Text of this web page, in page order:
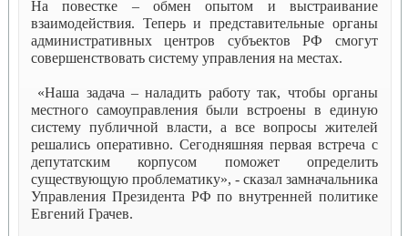
На повестке – обмен опытом и выстраивание
взаимодействия. Теперь и представительные органы
административных центров субъектов РФ смогут
совершенствовать систему управления на местах.
«Наша задача – наладить работу так, чтобы органы
местного самоуправления были встроены в единую
систему публичной власти, а все вопросы жителей
решались оперативно. Сегодняшняя первая встреча с
депутатским корпусом поможет определить
существующую проблематику», - сказал замначальника
Управления Президента РФ по внутренней политике
Евгений Грачев.